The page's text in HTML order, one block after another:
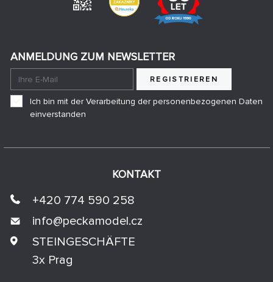
KONTAKT
+420 774 590 258
info@peckamodel.cz
STEINGESCHÄFTE
3x Prag
ANMELDUNG ZUM NEWSLETTER
REGISTRIEREN
Ich bin mit der Verarbeitung der personenbezogenen Daten
einverstanden